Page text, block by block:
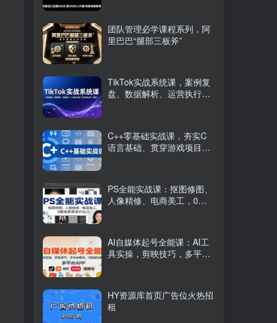
团队管理必学课程系列，阿
里巴巴“腿部三板斧”
TikTok实战系统课，案例复
盘、数据解析、运营执行，
C++零基础实战课，夯实C
语言基础、贯穿游戏项目、
PS全能实战课：抠图修图、
人像精修、电商美工，0基
AI自媒体起号全能课：AI工
具实操，剪映技巧，多平台
HY资源库首页广告位火热招
租